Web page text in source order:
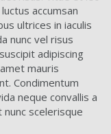
accumsan
ultrices in iaculis
nunc vel risus
adipiscing
mauris
Condimentum
neque convallis a
scelerisque